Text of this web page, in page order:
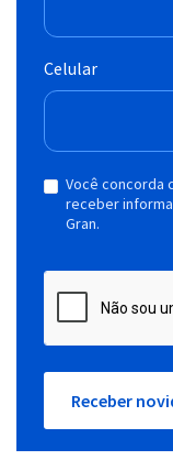
Celular
Você concorda
receber
Gran.
Receber